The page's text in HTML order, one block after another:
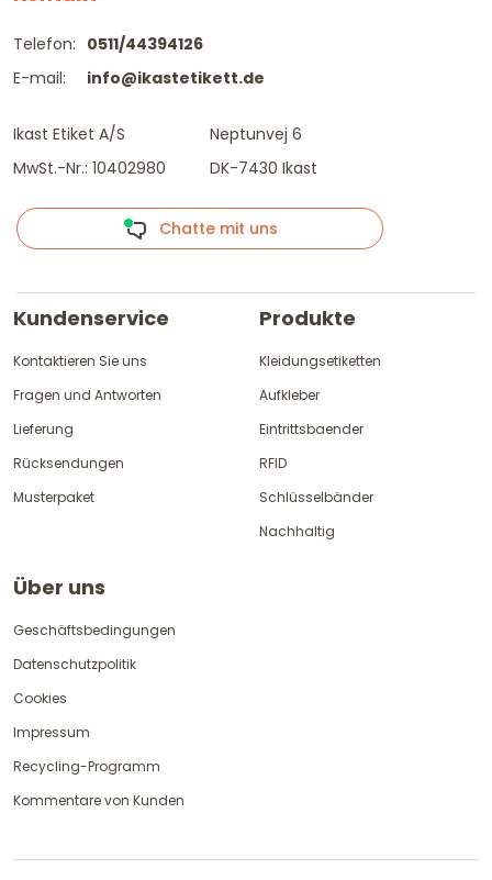
Telefon:
E-mail:
0511/44394126
info@ikastetikett.de
Ikast Etiket A/S
MwSt.-Nr.: 10402980
Neptunvej 6
DK-7430 Ikast
Chatte mit uns
Kundenservice
Kontaktieren Sie uns
Fragen und Antworten
Lieferung
Rücksendungen
Musterpaket
Produkte
Kleidungsetiketten
Aufkleber
Eintrittsbaender
RFID
Schlüsselbänder
Nachhaltig
Über uns
Geschäftsbedingungen
Datenschutzpolitik
Cookies
Impressum
Recycling-Programm
Kommentare von Kunden